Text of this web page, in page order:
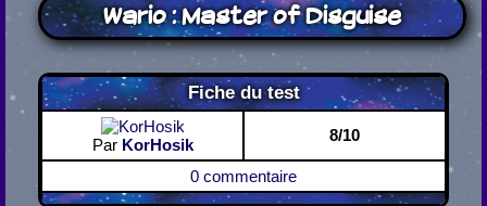
Wario : Master of Disguise
Fiche du test
Par KorHosik
8/10
0 commentaire